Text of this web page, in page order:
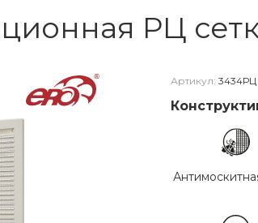
РЦ
Артикул: 3434РЦ